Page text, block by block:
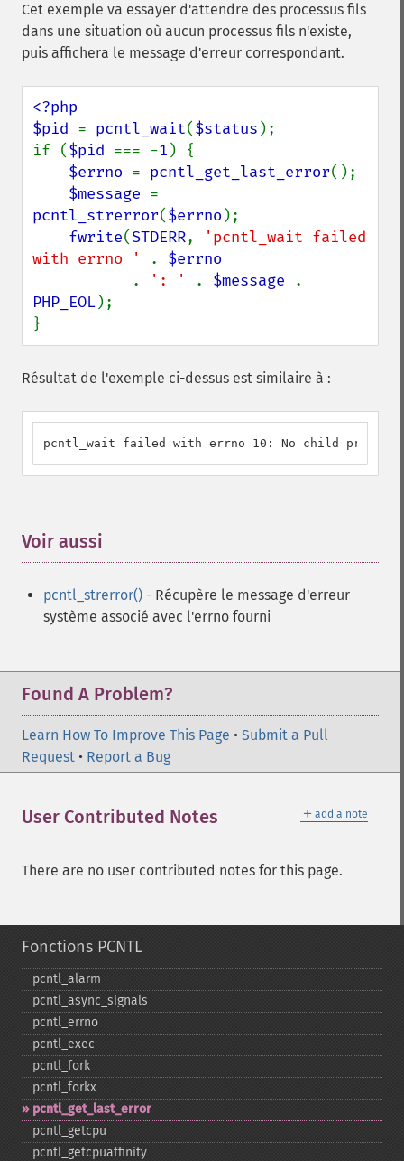
Cet exemple va essayer d'attendre des processus fils
dans une situation où aucun processus fils n'existe,
puis affichera le message d'erreur correspondant.
<?php
$pid = pcntl_wait($status );
if ($pid === -1 ) {
$errno = pcntl_get_last_error();
$message
pcntl_strerror($errno );
fwrite(STDERR,
'pcntl_wait failed
with errno '
. $errno
.
': ' . $message
PHP_EOL);
}
Résultat de l'exemple ci-dessus est similaire à :
pcntl_wait failed with errno 10: No child
Voir aussi
pcntl_strerror() - Récupère le message d'erreur
système associé avec l'errno fourni
Found A Problem?
Learn How To Improve This Page • Submit a Pull
Request • Report a Bug
＋ add a note
User Contributed Notes
There are no user contributed notes for this page.
Fonctions PCNTL
pcntl_​alarm
pcntl_​async_​signals
pcntl_​errno
pcntl_​exec
pcntl_​fork
pcntl_​forkx
pcntl_​get_​last_​error
pcntl_​getcpu
pcntl_​getcpuaffinity